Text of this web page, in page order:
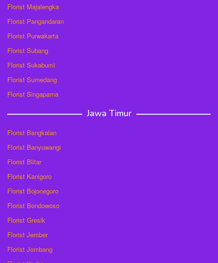
Florist Majalengka
Florist Pangandaran
Florist Purwakarta
Florist Subang
Florist Sukabumi
Florist Sumedang
Florist Singaparna
Jawa Timur
Florist Bangkalan
Florist Banyuwangi
Florist Blitar
Florist Kanigoro
Florist Bojonegoro
Florist Bondowoso
Florist Gresik
Florist Jember
Florist Jombang